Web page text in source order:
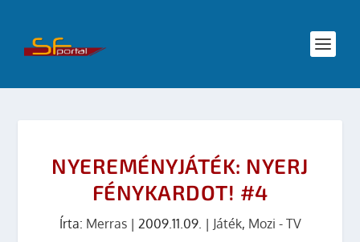
NYEREMÉNYJÁTÉK: NYERJ
FÉNYKARDOT! #4
Írta: Merras| 2009.11.09. | Játék, Mozi - TV